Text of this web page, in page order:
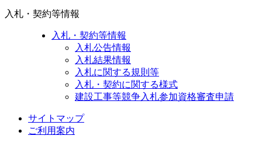
入札・契約等情報
入札・契約等情報
入札公告情報
入札結果情報
入札に関する規則等
入札・契約に関する様式
建設工事等競争入札参加資格審査申請
サイトマップ
ご利用案内